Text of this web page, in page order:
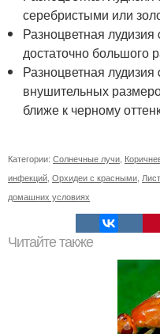
серебристыми или
Разноцветная
достаточно большого
Разноцветная
внушительных
ближе к черному
Категории: Солнечные лучи
инфекций Орхидеи с красными
домашних условиях
Читайте также